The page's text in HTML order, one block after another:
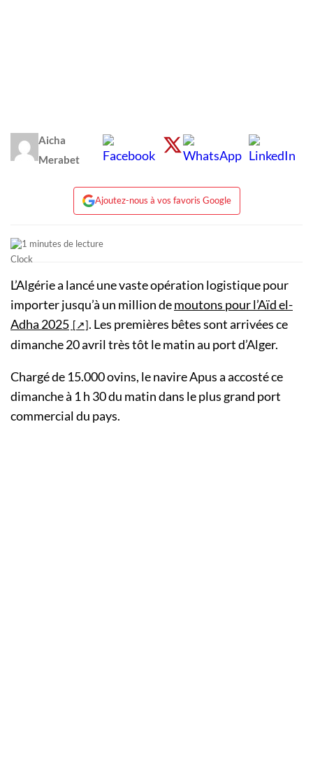
Aicha
Merabet
Ajoutez-nous à vos favoris Google
1 minutes de lecture
L’Algérie a lancé une vaste opération logistique pour
importer jusqu’à un million demoutons pour l’Aïd el-
Adha 2025
. Les premières bêtes sont arrivées ce
dimanche 20 avril très tôt le matin au port d’Alger.
Chargé de 15.000 ovins, le navire Apus a accosté ce
dimanche à 1 h 30 du matin dans le plus grand port
commercial du pays.